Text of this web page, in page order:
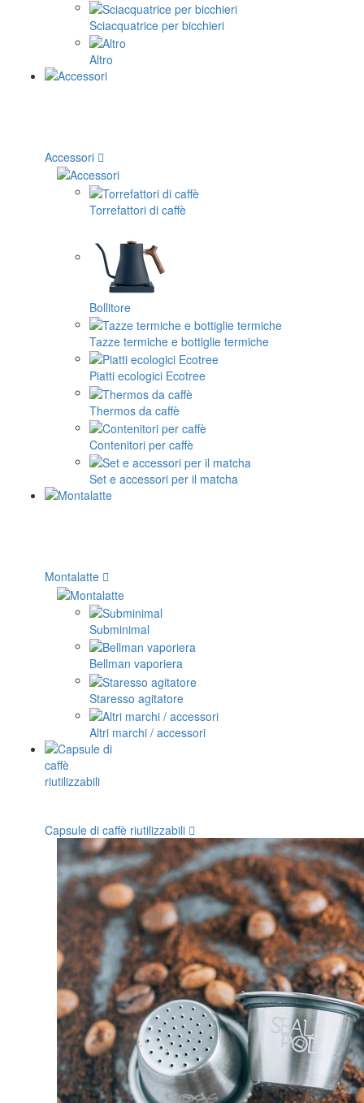
Sciacquatrice per bicchieri
Altro
Accessori
Torrefattori di caffè
Bollitore
Tazze termiche e bottiglie termiche
Piatti ecologici Ecotree
Thermos da caffè
Contenitori per caffè
Set e accessori per il matcha
Montalatte
Subminimal
Bellman vaporiera
Staresso agitatore
Altri marchi / accessori
Capsule di caffè riutilizzabili